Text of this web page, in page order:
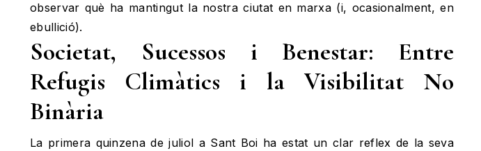
observar què ha mantingut la nostra ciutat en marxa (i, ocasionalment, en
ebullició).
Societat, Sucessos i Benestar: Entre
Refugis Climàtics i la Visibilitat No
Binària
La primera quinzena de juliol a Sant Boi ha estat un clar reflex de la seva